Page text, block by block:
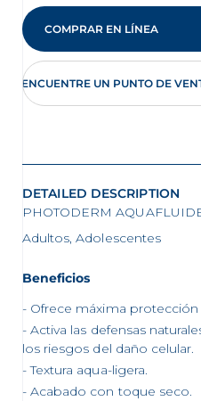
COMPRAR EN LÍNEA
ENCUENTRE UN PUNTO DE
DETAILED DESCRIPTION
PHOTODERM
Adultos, Adolescentes
Beneficios
Ofrece máxima protección
Activa las defensas
los riesgos del daño celular.
Textura aqua-ligera.
Acabado con toque seco.